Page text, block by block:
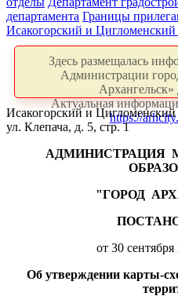
департамента Границы
Исакогорский и
Здесь размещалась
Администрации
Архангельск»
Актуальная
https://
Исакогорский и
ул. Клепача, д. 5, стр. 1
АДМИНИСТРАЦИЯ
"ГОРОД
от 30
Об утверждении карты-